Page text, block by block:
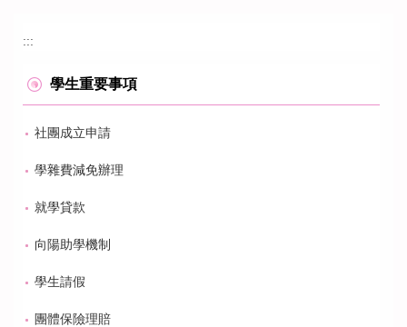
:::
學生重要事項
社團成立申請
學雜費減免辦理
就學貸款
向陽助學機制
學生請假
團體保險理賠